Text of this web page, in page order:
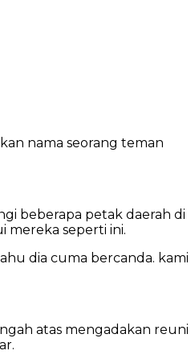
nama seorang teman
beberapa petak daerah di
mereka seperti ini.
dia cuma bercanda. kami
atas mengadakan reuni